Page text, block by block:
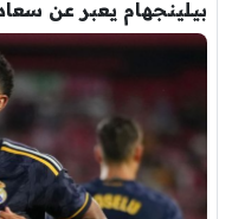
بيلينجهام يعبر عن